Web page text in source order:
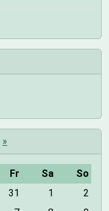
»
Fr Sa
So
31 1
2